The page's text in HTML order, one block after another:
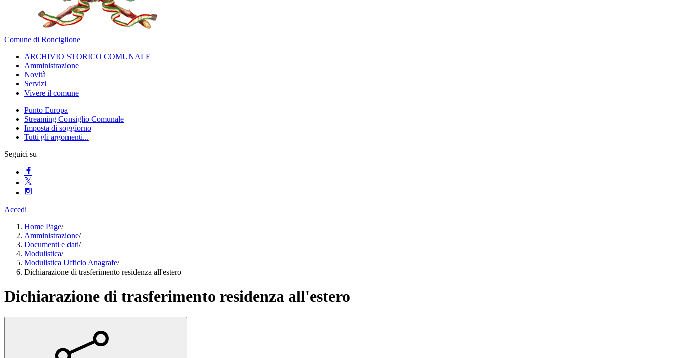
Comune di Ronciglione
ARCHIVIO STORICO COMUNALE
Amministrazione
Novità
Servizi
Vivere il comune
Punto Europa
Streaming Consiglio Comunale
Imposta di soggiorno
Tutti gli argomenti...
Seguici su
Accedi
Home Page/
Amministrazione/
Documenti e dati/
Modulistica/
Modulistica Ufficio Anagrafe/
Dichiarazione di trasferimento residenza all'estero
Dichiarazione di trasferimento residenza all'estero